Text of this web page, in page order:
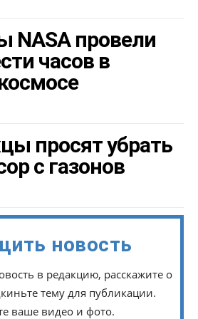
NASA провели
часов в
просят убрать
с газонов
новость
в редакцию, расскажите о
тему для публикации.
ваше видео и фото.